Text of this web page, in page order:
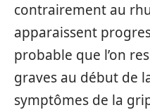
contrairement au
apparaissent
probable que l’on
graves au début de
symptômes de la